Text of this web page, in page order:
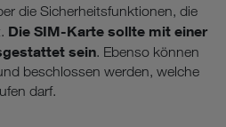
die Sicherheitsfunktionen, die
Die SIM-Karte sollte mit einer
sein. Ebenso können
beschlossen werden, welche
darf.